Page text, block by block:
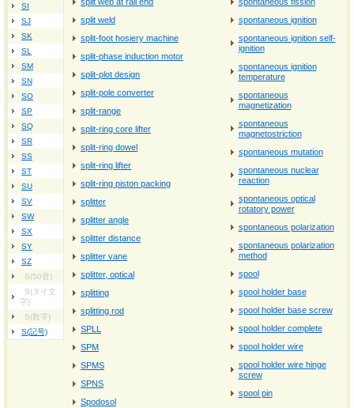
SI
SJ
SK
SL
SM
SN
SO
SP
SQ
SR
SS
ST
SU
SV
SW
SX
SY
SZ
S(50音)
S(タイ文
字)
S(数字)
S(記号)
split weld
split-foot hosiery machine
split-phase induction motor
split-plot design
split-pole converter
split-range
split-ring core lifter
split-ring dowel
split-ring lifter
split-ring piston packing
splitter
splitter angle
splitter distance
splitter vane
splitter, optical
splitting
splitting rod
SPLL
SPM
SPMS
SPNS
Spodosol
spontaneous ignition
spontaneous ignition self-
ignition
spontaneous ignition
temperature
spontaneous
magnetization
spontaneous
magnetostriction
spontaneous mutation
spontaneous nuclear
reaction
spontaneous optical
rotatory power
spontaneous polarization
spontaneous polarization
method
spool
spool holder base
spool holder base screw
spool holder complete
spool holder wire
spool holder wire hinge
screw
spool pin